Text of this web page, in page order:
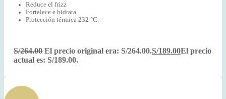
Reduce el frizz
Fortalece e hidrata
Protección térmica 232 °C.
S/264.00 El precio original era: S/264.00.S/189.00El precio
actual es: S/189.00.